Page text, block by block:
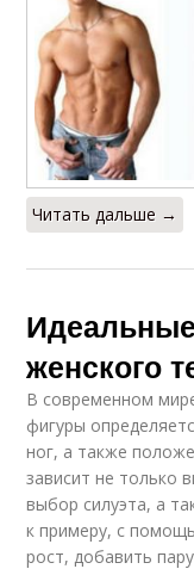
Читать дальше →
женского
В современном
фигуры
ног, а также
зависит не только
выбор силуэта, а
к примеру, с
рост, добавить